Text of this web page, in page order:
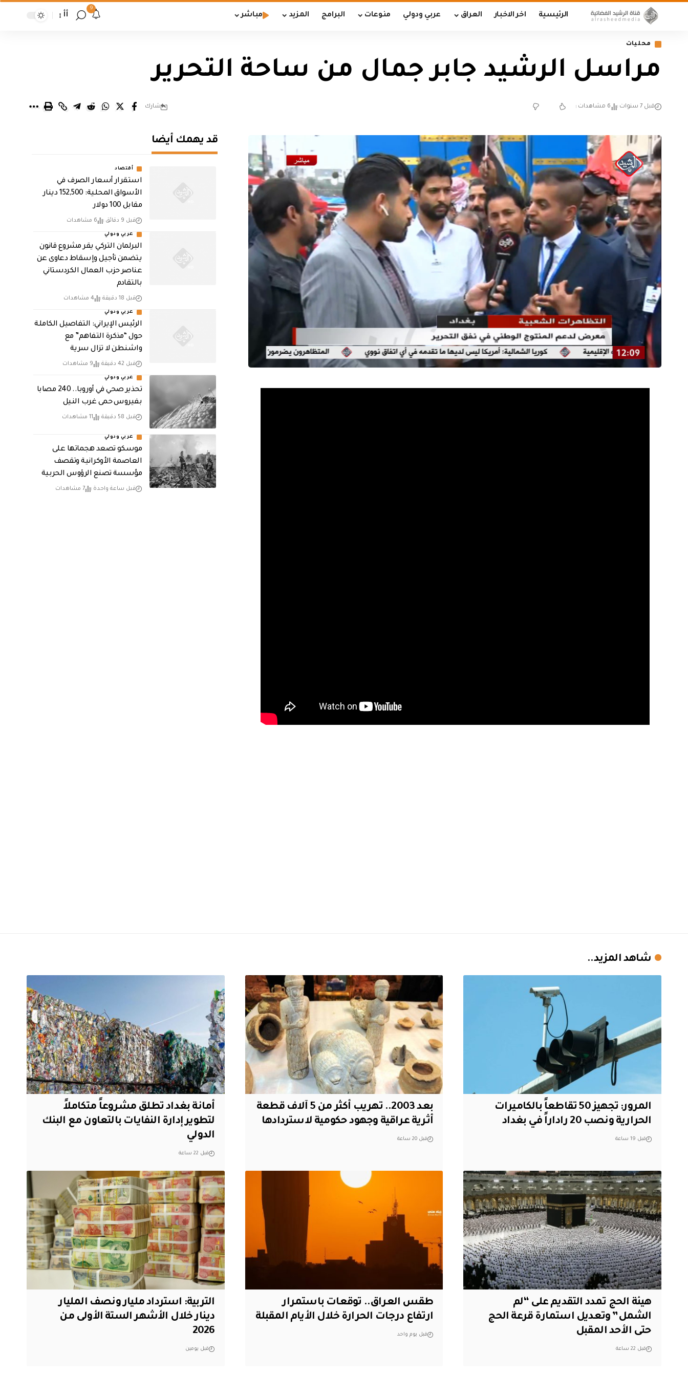
الرئيسية اخر الاخبار العراق عربي ودولي منوعات البرامج المزيد مباشر
9
أأ
محليات
مراسل الرشيد جابر جمال من ساحة التحرير
قبل 7 سنوات 6 مشاهدات شارك
قد يهمك أيضا
أقتصاد
استقرار أسعار الصرف في
الأسواق المحلية: 152,500 دينار
مقابل 100 دولار
قبل 9 دقائق 6 مشاهدات
عربي ودولي
البرلمان التركي يقر مشروع قانون
يتضمن تأجيل وإسقاط دعاوى عن
عناصر حزب العمال الكردستاني
بالتقادم
قبل 18 دقيقة 4 مشاهدات
عربي ودولي
الرئيس الإيراني: التفاصيل الكاملة
حول “مذكرة التفاهم” مع
واشنطن لا تزال سرية
قبل 42 دقيقة 9 مشاهدات
عربي ودولي
تحذير صحي في أوروبا.. 240 مصابا
بفيروس حمى غرب النيل
قبل 58 دقيقة 11 مشاهدات
عربي ودولي
موسكو تصعد هجماتها على
العاصمة الأوكرانية وتقصف
مؤسسة تصنع الرؤوس الحربية
قبل ساعة واحدة 7 مشاهدات
شاهد المزيد..
المرور: تجهيز 50 تقاطعاً بالكاميرات
الحرارية ونصب 20 راداراً في بغداد
قبل 19 ساعة
بعد 2003.. تهريب أكثر من 5 آلاف قطعة
أثرية عراقية وجهود حكومية لاستردادها
قبل 20 ساعة
أمانة بغداد تطلق مشروعاً متكاملاً
لتطوير إدارة النفايات بالتعاون مع البنك
الدولي
قبل 22 ساعة
هيئة الحج تمدد التقديم على “لم
الشمل” وتعديل استمارة قرعة الحج
حتى الأحد المقبل
قبل 22 ساعة
طقس العراق.. توقعات باستمرار
ارتفاع درجات الحرارة خلال الأيام المقبلة
قبل يوم واحد
التربية: استرداد مليار ونصف المليار
دينار خلال الأشهر الستة الأولى من
2026
قبل يومين